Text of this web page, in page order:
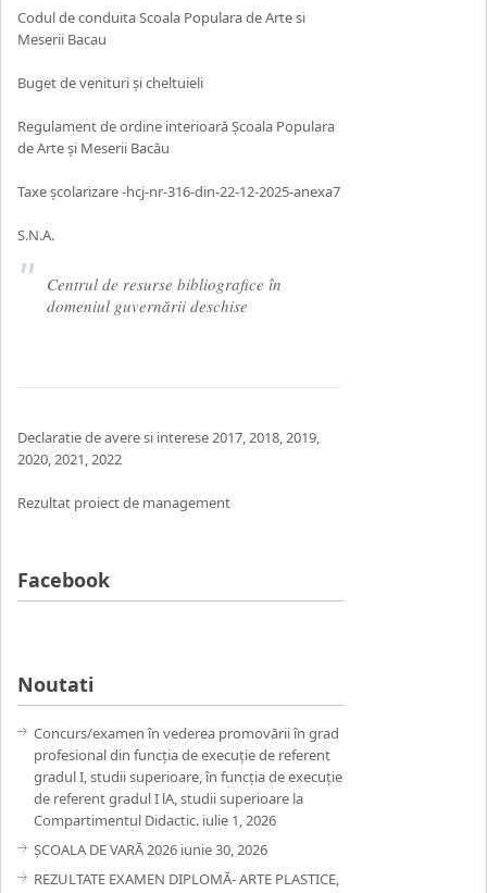
Codul de conduita Scoala Populara de Arte si
Meserii Bacau
Buget de venituri și cheltuieli
Regulament de ordine interioară Școala Populara
de Arte și Meserii Bacău
Taxe școlarizare -hcj-nr-316-din-22-12-2025-anexa7
S.N.A.
Centrul de resurse bibliografice în
domeniul guvernării deschise
Declaratie de avere si interese 2017 2018 2019
2020 2021, 2022
Rezultat proiect de management
Facebook
Noutati
Concurs/examen în vederea promovării în grad
profesional din funcția de execuție de referent
gradul I, studii superioare, în funcția de execuție
de referent gradul I lA, studii superioare la
Compartimentul Didactic. iulie 1, 2026
ȘCOALA DE VARĂ 2026 iunie 30, 2026
REZULTATE EXAMEN DIPLOMĂ- ARTE PLASTICE,